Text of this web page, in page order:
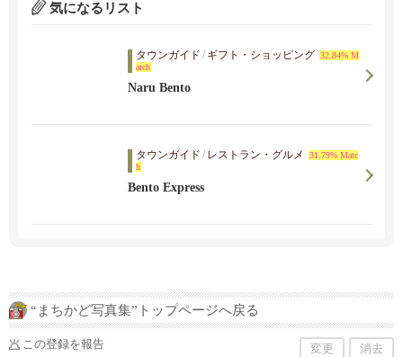
気になるリスト
タウンガイド / ギフト・ショッピング 32.84% M
atch
Naru Bento
タウンガイド / レストラン・グルメ
31.79% Matc
h
Bento Express
“まちかど写真集”トップページへ戻る
この登録を報告 変更 消去